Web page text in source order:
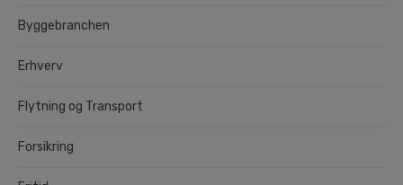
Byggebranchen
Erhverv
Flytning og Transport
Forsikring